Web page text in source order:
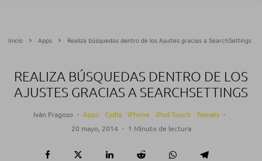
Inicio Apps Realiza búsquedas dentro de los Ajustes gracias a SearchSettings
REALIZA BÚSQUEDAS DENTRO DE LOS
AJUSTES GRACIAS A SEARCHSETTINGS
Iván Fragoso · Apps Cydia iPhone iPod Touch Tweaks ·
20 mayo, 2014 · 1 Minuto de lectura